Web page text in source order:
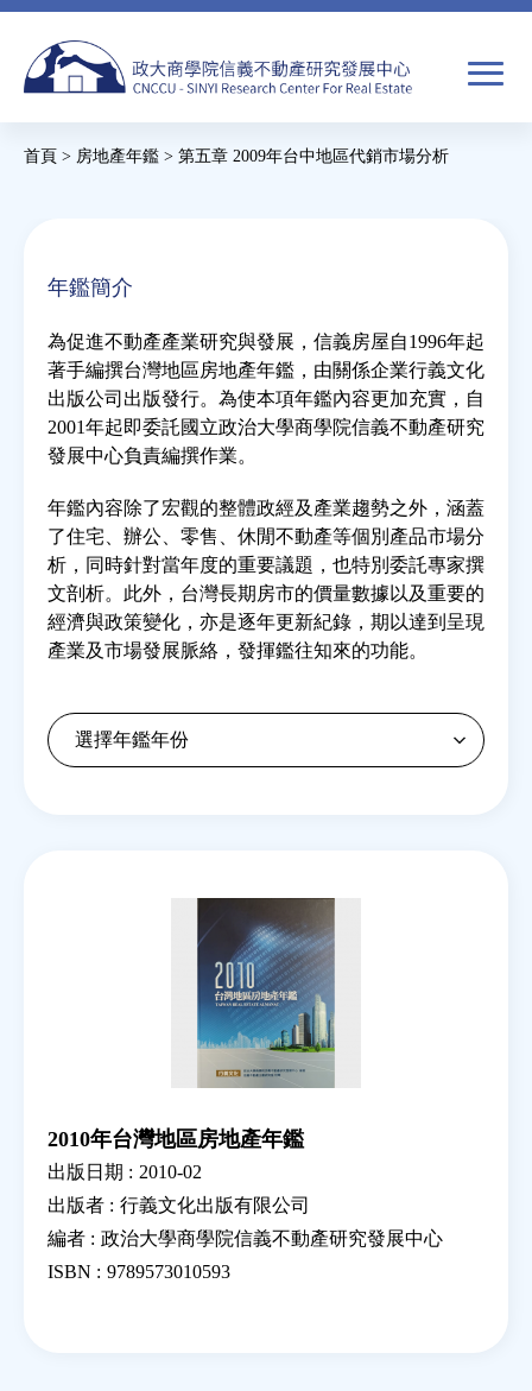
Jump
navigation
表
搜
焦點新聞
教育推廣
房市分析
研究獎勵
房地產年鑑
電子報
這
首頁 > 房地產年鑑 > 第五章 2009年台中地區代銷市場分析
年鑑簡介
為促進不動產產業研究與發展，信義房屋自1996年起
著手編撰台灣地區房地產年鑑，由關係企業行義文化
出版公司出版發行。為使本項年鑑內容更加充實，自
2001年起即委託國立政治大學商學院信義不動產研究
發展中心負責編撰作業。
年鑑內容除了宏觀的整體政經及產業趨勢之外，涵蓋
了住宅、辦公、零售、休閒不動產等個別產品市場分
析，同時針對當年度的重要議題，也特別委託專家撰
文剖析。此外，台灣長期房市的價量數據以及重要的
經濟與政策變化，亦是逐年更新紀錄，期以達到呈現
產業及市場發展脈絡，發揮鑑往知來的功能。
2010年台灣地區房地產年鑑
出版日期 : 2010-02
出版者 : 行義文化出版有限公司
編者 : 政治大學商學院信義不動產研究發展中心
ISBN : 9789573010593